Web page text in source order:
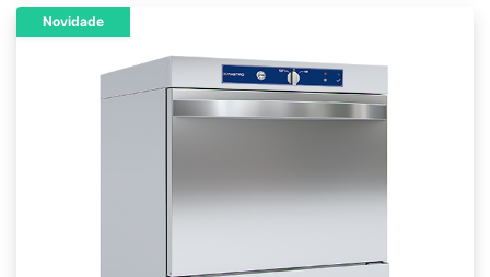
Novidade